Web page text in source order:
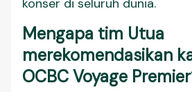
konser di seluruh dunia.
Mengapa tim Utua
merekomendasikan
OCBC Voyage